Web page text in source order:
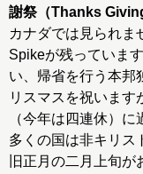
謝祭（Thanks
カナダでは見られま
Spikeが残っていま
い、帰省を行う本邦
リスマスを祝います
（今年は四連休）
多くの国は非キリス
旧正月の二月上旬が